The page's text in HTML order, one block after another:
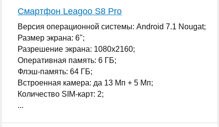
Смартфон Leagoo S8 Pro
Версия операционной системы: Android 7.1 Nougat;
Размер экрана: 6";
Разрешение экрана: 1080x2160;
Оперативная память: 6 ГБ;
Флэш-память: 64 ГБ;
Встроенная камера: да 13 Мп + 5 Мп;
Количество SIM-карт: 2;
...